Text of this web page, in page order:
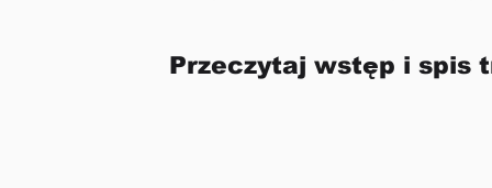
Przeczytaj wstęp i spis